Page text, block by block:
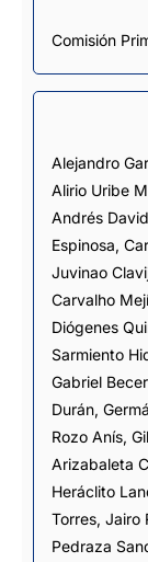
Comisión
Alejandro
Alirio Uribe
Andrés
Espinosa,
Juvinao
Carvalho
Diógenes
Sarmiento
Gabriel
Durán,
Rozo Anís,
Arizabaleta
Heráclito
Torres, Jairo
Pedraza